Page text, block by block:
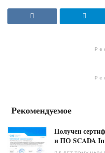
Рекомендуемое
Получен
и ПО SCADA